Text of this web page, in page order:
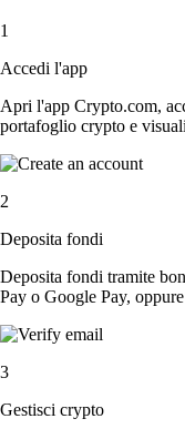
1
Accedi l'app
Apri l'app Crypto.com,
portafoglio crypto e
2
Deposita fondi
Deposita fondi tramite
Pay o Google Pay,
3
Gestisci crypto